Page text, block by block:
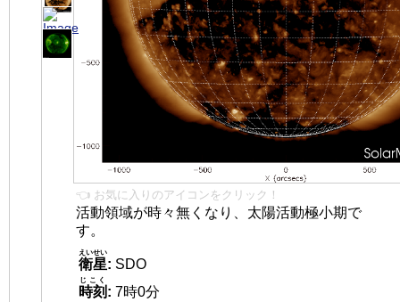
👈 お気に入りのアイコンをクリック！
活動領域が時々無くなり、太陽活動極小期で
す。
衛星
えいせい
: SDO
時刻
じこく
: 7時0分